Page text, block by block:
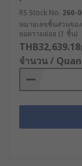
พื้นที่ที่ต้องการต
ไทม์กลับไปยังหน้
ดังนี้
กลไกการส
ความยืดหยุ่
ตามโครงส
เครื่องจักร
กล้องจะถ่
ด้วยการเ
RS Stock No. 266-
หมายเลขชิ้นส่วนขอ
ยอดรวมย่อย (1 ชิ้น)
THB32,639.18
จำนวน /